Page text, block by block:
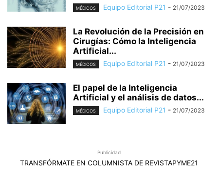
MÉDICOS Equipo Editorial P21 - 21/07/2023
La Revolución de la Precisión en
Cirugías: Cómo la Inteligencia
Artificial...
MÉDICOS Equipo Editorial P21 - 21/07/2023
El papel de la Inteligencia
Artificial y el análisis de datos...
MÉDICOS Equipo Editorial P21 - 21/07/2023
Publicidad
TRANSFÓRMATE EN COLUMNISTA DE REVISTAPYME21